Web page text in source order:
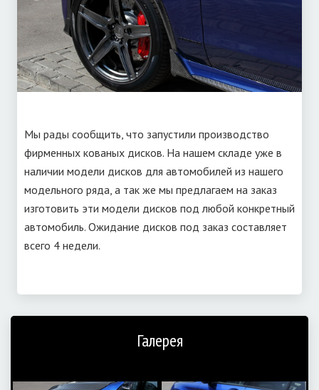
Мы рады сообщить, что запустили производство
фирменных кованых дисков. На нашем складе уже в
наличии модели дисков для автомобилей из нашего
модельного ряда, а так же мы предлагаем на заказ
изготовить эти модели дисков под любой конкретный
автомобиль. Ожидание дисков под заказ составляет
всего 4 недели.
Галерея